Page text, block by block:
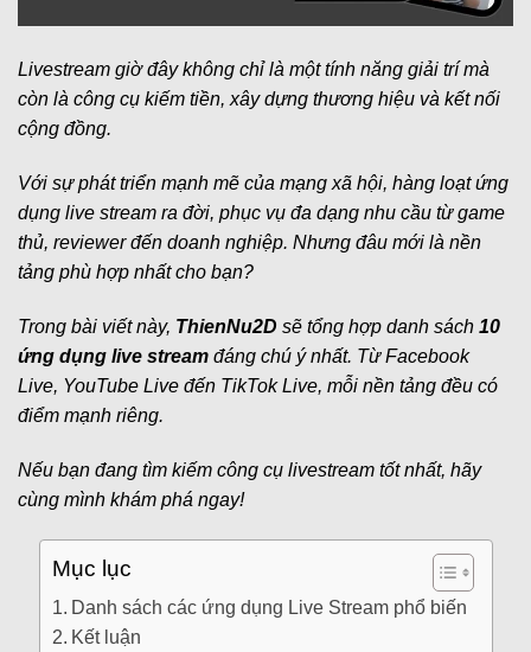
Livestream giờ đây không chỉ là một tính năng giải trí mà
còn là công cụ kiếm tiền, xây dựng thương hiệu và kết nối
cộng đồng.
Với sự phát triển mạnh mẽ của mạng xã hội, hàng loạt ứng
dụng live stream ra đời, phục vụ đa dạng nhu cầu từ game
thủ, reviewer đến doanh nghiệp. Nhưng đâu mới là nền
tảng phù hợp nhất cho bạn?
Trong bài viết này, ThienNu2D sẽ tổng hợp danh sách 10
ứng dụng live stream đáng chú ý nhất. Từ Facebook
Live, YouTube Live đến TikTok Live, mỗi nền tảng đều có
điểm mạnh riêng.
Nếu bạn đang tìm kiếm công cụ livestream tốt nhất, hãy
cùng mình khám phá ngay!
Mục lục
Danh sách các ứng dụng Live Stream phổ biến
Kết luận